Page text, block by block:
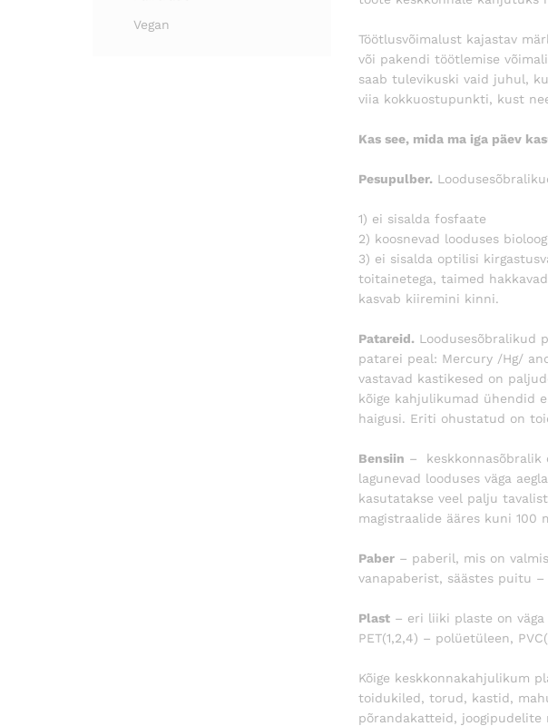
Vegan
Töötlusvõimalust kajastav
või pakendi töötlemise
saab tulevikuski vaid juhul,
viia kokkuostupunkti, kust
Kas see, mida ma iga päev
Pesupulber.
1) ei sisalda fosfaate
2) koosnevad looduses
3) ei sisalda optilisi
toitainetega, taimed
kasvab kiiremini kinni.
Patareid.Loodusesõbralikud
patarei peal: Mercury /Hg/
vastavad kastikesed on
kõige kahjulikumad ühendid
haigusi. Eriti ohustatud on
Bensiin – keskkonnasõbralik
lagunevad looduses väga
kasutatakse veel palju
magistraalide ääres kuni 100
Paber– paberil, mis on
vanapaberist, säästes puitu
Plast– eri liiki plaste on väga
PET(1,2,4) – polüetüleen,
Kõige keskkonnakahjulikum
toidukiled, torud, kastid,
põrandakatteid,